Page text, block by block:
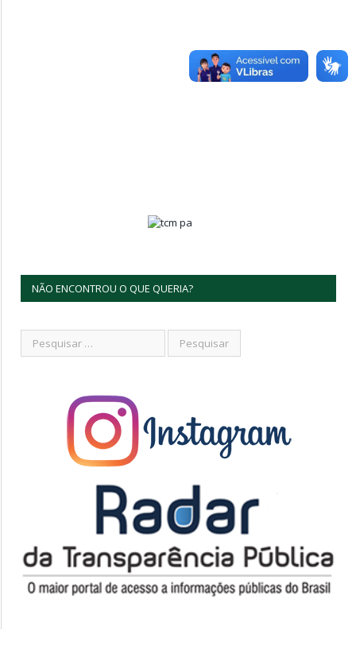
NÃO ENCONTROU O QUE QUERIA?